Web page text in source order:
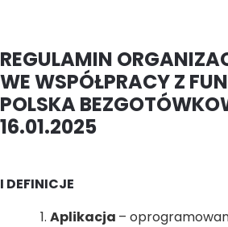
REGULAMIN
WE WSPÓŁPRACY Z
POLSKA
16.01.2025
I DEFINICJE
Aplikacja –